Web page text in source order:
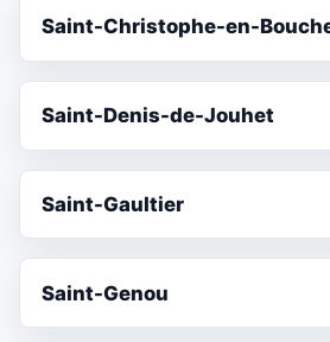
Saint-Christophe-en-
Saint-Denis-de-Jouhet
Saint-Gaultier
Saint-Genou